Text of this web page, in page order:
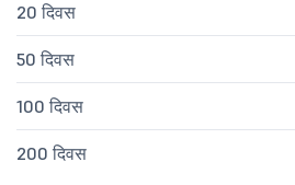
20 दिवस
50 दिवस
100 दिवस
200 दिवस